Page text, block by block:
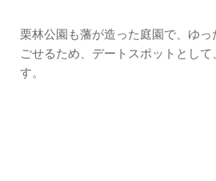
栗林公園も藩が造った庭園で、ゆっ
ごせるため、デートスポットとし
す。